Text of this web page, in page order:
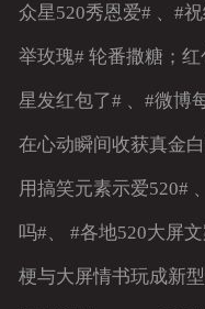
众星520秀恩爱# 、#
举玫瑰# 轮番撒糖；
星发红包了# 、#微博
在心动瞬间收获真金
用搞笑元素示爱520#
吗#、 #各地520大屏
梗与大屏情书玩成新